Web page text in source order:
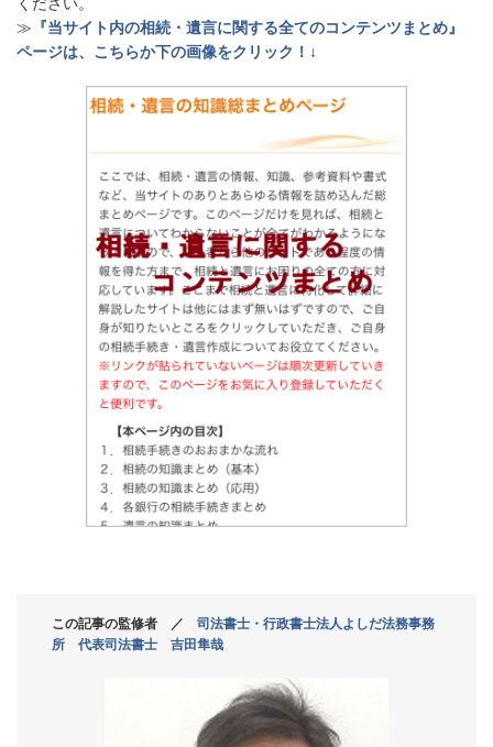
ください。
≫ 『当サイト内の相続・遺言に関する全てのコンテンツまとめ』
ページは、こちらか下の画像をクリック！ ↓
この記事の監修者 ／ 司法書士・行政書士法人よしだ法務事務
所 代表司法書士 吉田隼哉